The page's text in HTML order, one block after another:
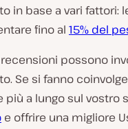
in base a vari fattori:
fino al 15% del
recensioni possono
Se si fanno
più a lungo sul vostro
e offrire una migliore